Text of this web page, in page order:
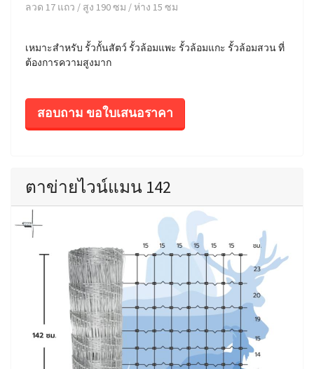
ลวด 17 แถว / สูง 190 ซม / ห่าง 15 ซม
เหมาะสำหรับ รั้วกั้นสัตว์ รั้วล้อมแพะ รั้วล้อมแกะ รั้วล้อมสวน ที่
ต้องการความสูงมาก
สอบถาม ขอใบเสนอราคา
ตาข่ายไวน์แมน 142